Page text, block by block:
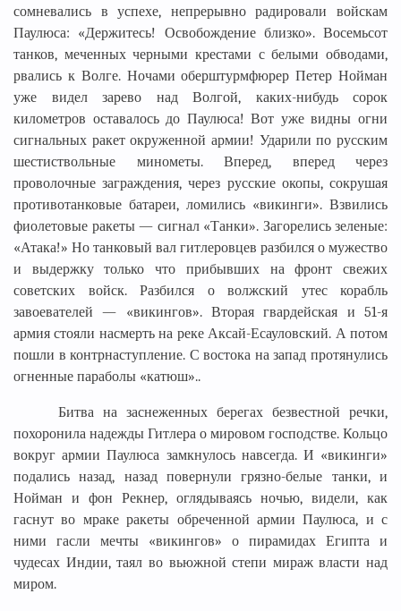
сомневались в успехе, непрерывно радировали войскам
Паулюса: «Держитесь! Освобождение близко». Восемьсот
танков, меченных черными крестами с белыми обводами,
рвались к Волге. Ночами оберштурмфюрер Петер Нойман
уже видел зарево над Волгой, каких-нибудь сорок
километров оставалось до Паулюса! Вот уже видны огни
сигнальных ракет окруженной армии! Ударили по русским
шестиствольные минометы. Вперед, вперед через
проволочные заграждения, через русские окопы, сокрушая
противотанковые батареи, ломились «викинги». Взвились
фиолетовые ракеты — сигнал «Танки». Загорелись зеленые:
«Атака!» Но танковый вал гитлеровцев разбился о мужество
и выдержку только что прибывших на фронт свежих
советских войск. Разбился о волжский утес корабль
завоевателей — «викингов». Вторая гвардейская и 51-я
армия стояли насмерть на реке Аксай-Есауловский. А потом
пошли в контрнаступление. С востока на запад протянулись
огненные параболы «катюш»..
Битва на заснеженных берегах безвестной речки,
похоронила надежды Гитлера о мировом господстве. Кольцо
вокруг армии Паулюса замкнулось навсегда. И «викинги»
подались назад, назад повернули грязно-белые танки, и
Нойман и фон Рекнер, оглядываясь ночью, видели, как
гаснут во мраке ракеты обреченной армии Паулюса, и с
ними гасли мечты «викингов» о пирамидах Египта и
чудесах Индии, таял во вьюжной степи мираж власти над
миром.